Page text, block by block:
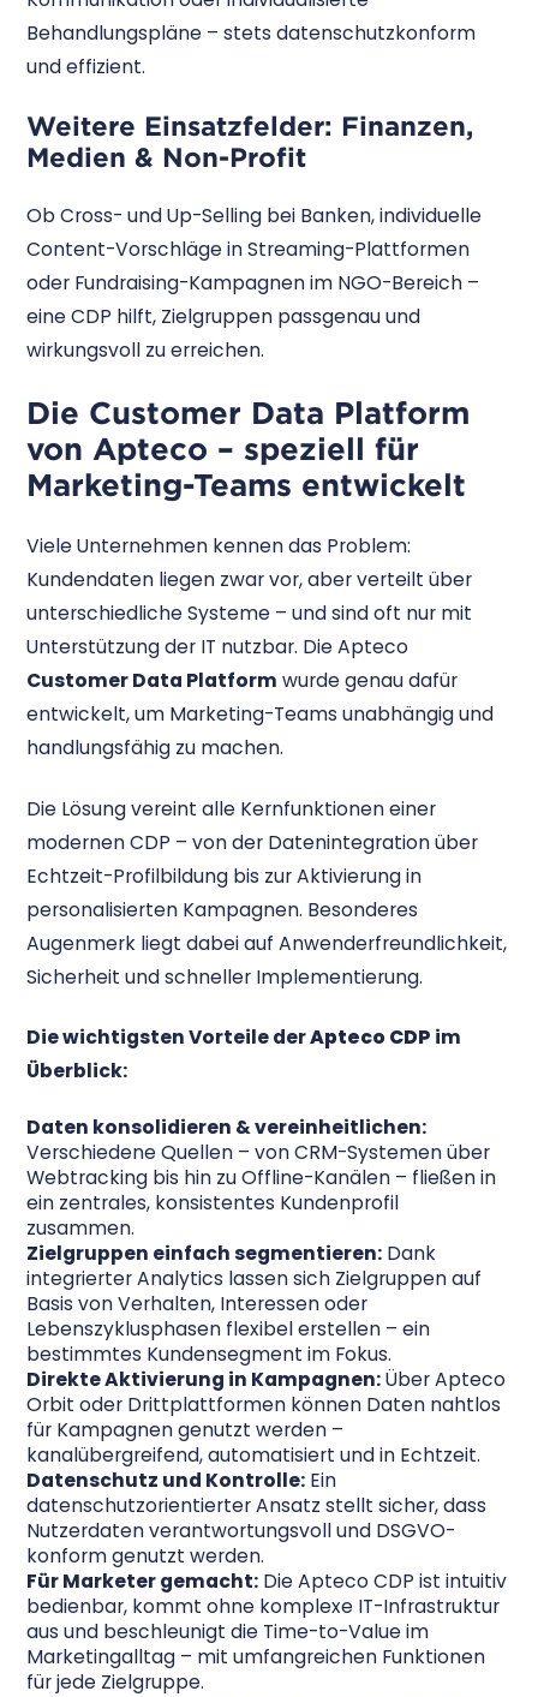
Behandlungspläne – stets datenschutzkonform
und effizient.
Weitere Einsatzfelder: Finanzen,
Medien & Non-Profit
Ob Cross- und Up-Selling bei Banken, individuelle
Content-Vorschläge in Streaming-Plattformen
oder Fundraising-Kampagnen im NGO-Bereich –
eine CDP hilft, Zielgruppen passgenau und
wirkungsvoll zu erreichen.
Die Customer Data Platform
von Apteco – speziell für
Marketing-Teams entwickelt
Viele Unternehmen kennen das Problem:
Kundendaten liegen zwar vor, aber verteilt über
unterschiedliche Systeme – und sind oft nur mit
Unterstützung der IT nutzbar. Die Apteco
Customer Data Platform wurde genau dafür
entwickelt, um Marketing-Teams unabhängig und
handlungsfähig zu machen.
Die Lösung vereint alle Kernfunktionen einer
modernen CDP – von der Datenintegration über
Echtzeit-Profilbildung bis zur Aktivierung in
personalisierten Kampagnen. Besonderes
Augenmerk liegt dabei auf Anwenderfreundlichkeit,
Sicherheit und schneller Implementierung.
Die wichtigsten Vorteile derApteco CDP im
Überblick:
Daten konsolidieren & vereinheitlichen:
Verschiedene Quellen – von CRM-Systemen über
Webtracking bis hin zu Offline-Kanälen – fließen in
ein zentrales, konsistentes Kundenprofil
zusammen.
Zielgruppen einfach segmentieren: Dank
integrierter Analytics lassen sich Zielgruppen auf
Basis von Verhalten, Interessen oder
Lebenszyklusphasen flexibel erstellen – ein
bestimmtes Kundensegment im Fokus.
Direkte Aktivierung in Kampagnen:Über Apteco
Orbit oder Drittplattformen können Daten nahtlos
für Kampagnen genutzt werden –
kanalübergreifend, automatisiert und in Echtzeit.
Datenschutz und Kontrolle: Ein
datenschutzorientierter Ansatz stellt sicher, dass
Nutzerdaten verantwortungsvoll und DSGVO-
konform genutzt werden.
Für Marketer gemacht: Die Apteco CDP ist intuitiv
bedienbar, kommt ohne komplexe IT-Infrastruktur
aus und beschleunigt die Time-to-Value im
Marketingalltag – mit umfangreichen Funktionen
für jede Zielgruppe.